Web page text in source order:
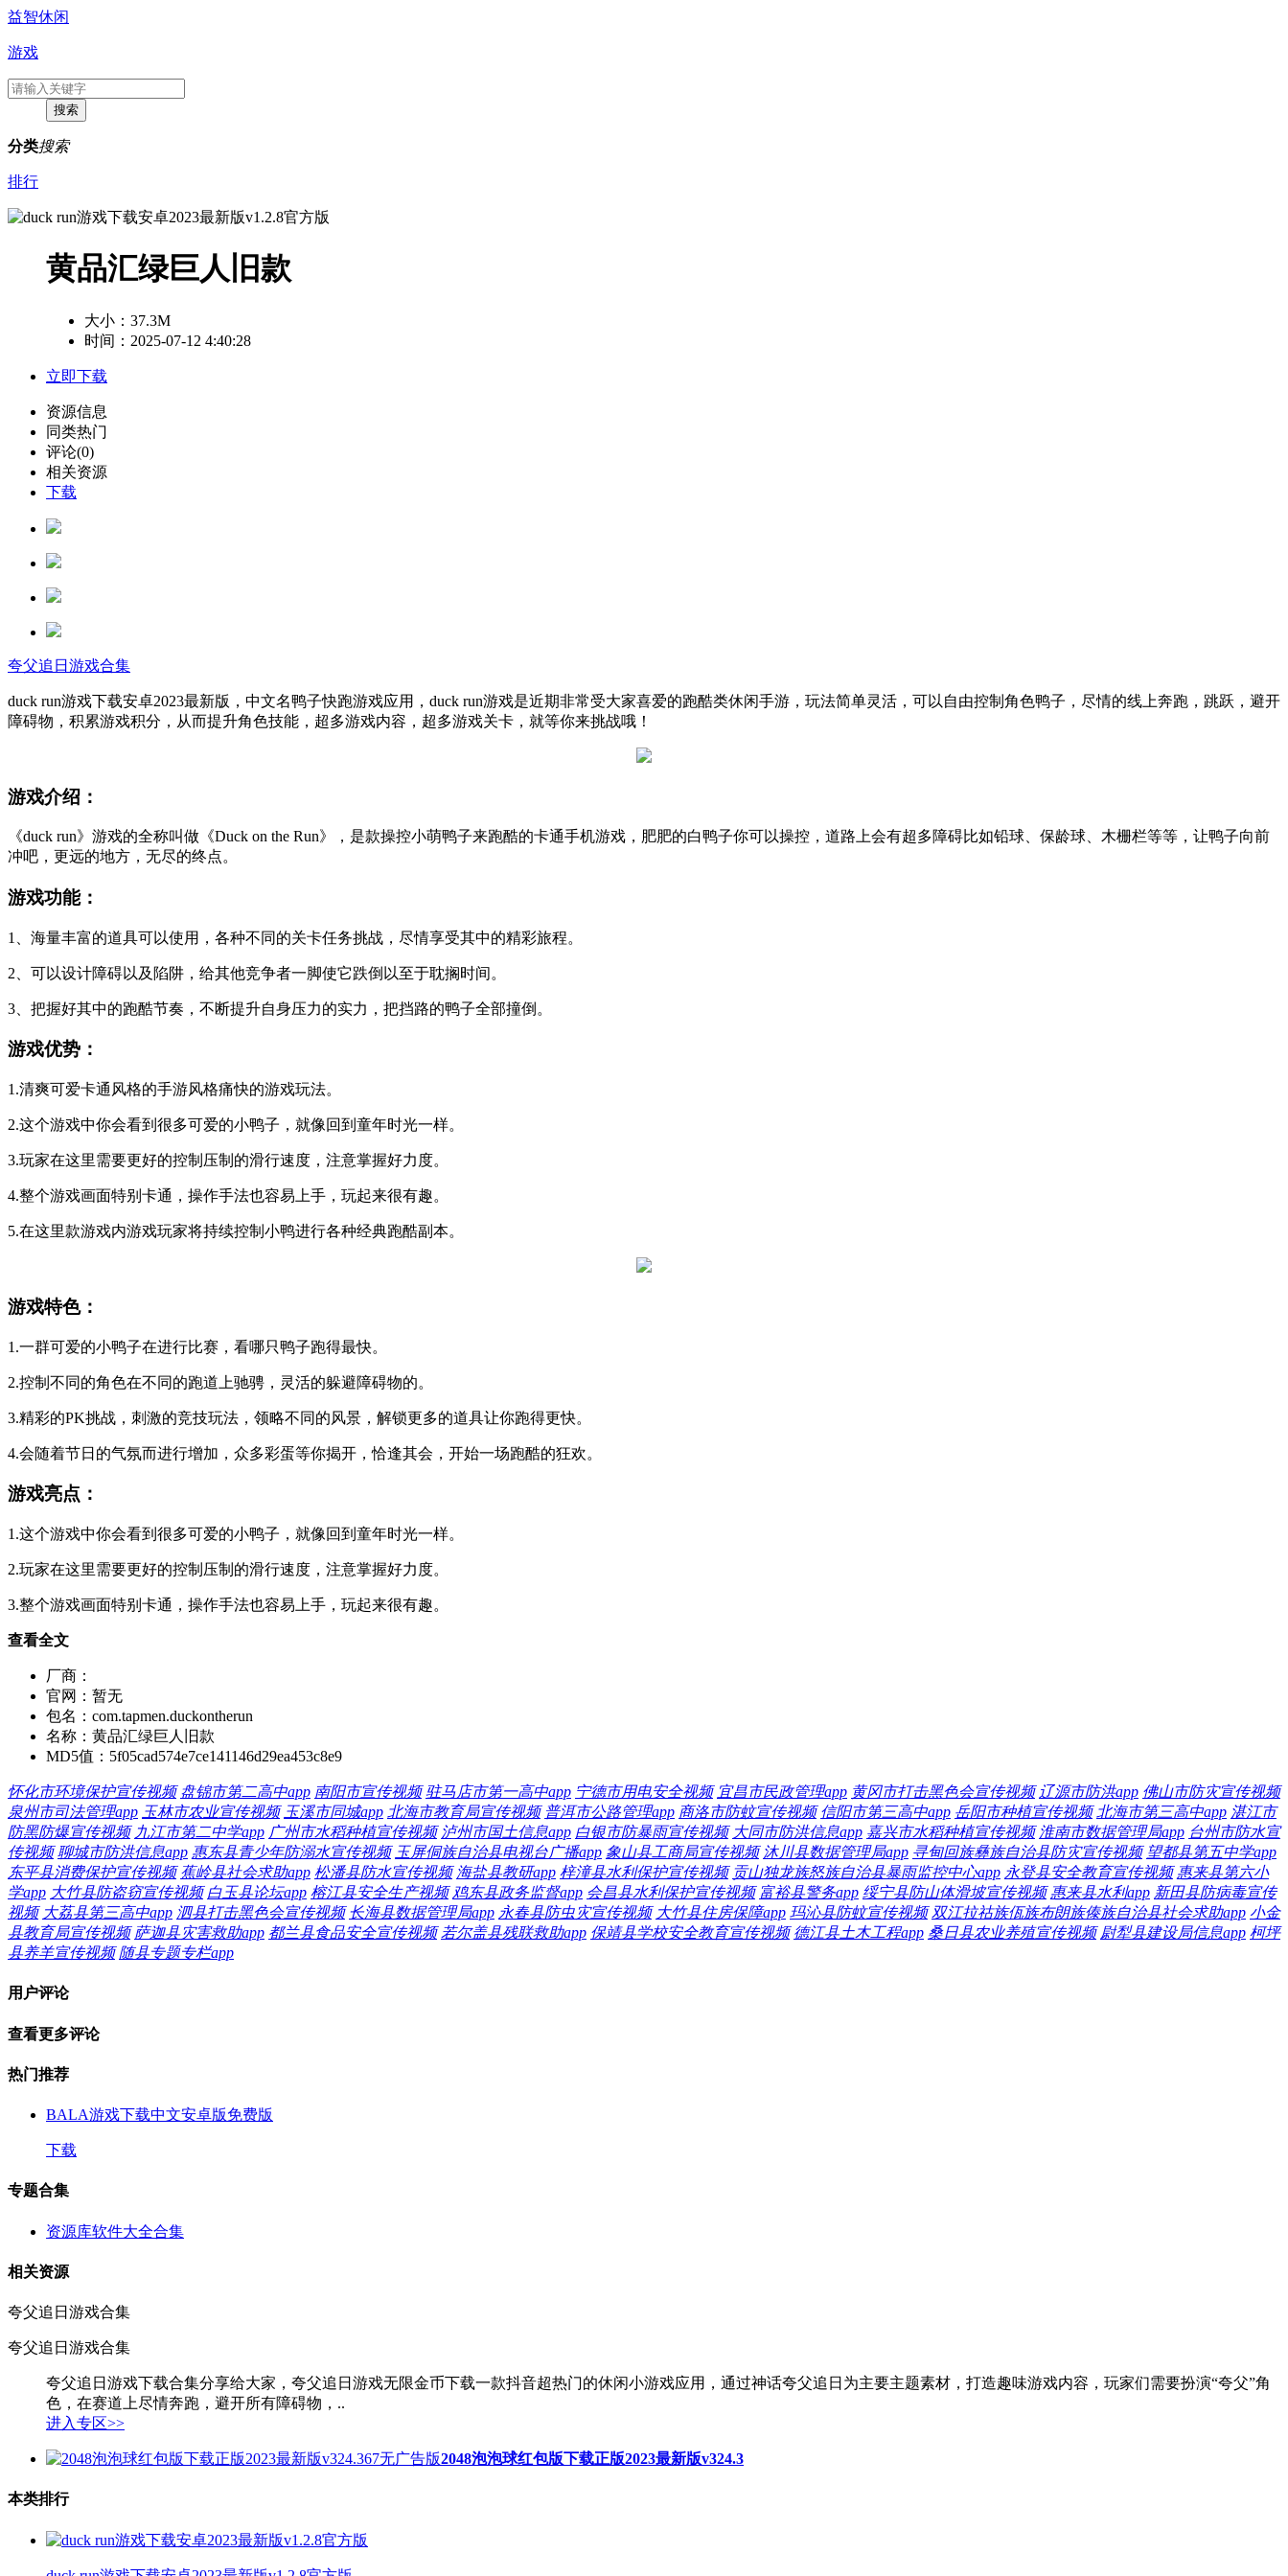
益智休闲
游戏
分类搜索
排行
黄品汇绿巨人旧款
大小： 37.3M
时间：2025-07-12 4:40:28
立即下载
资源信息
同类热门
评论(0)
相关资源
下载
夸父追日游戏合集
duck run游戏下载安卓2023最新版，中文名鸭子快跑游戏应用，duck run游戏是近期非常受大家喜爱的跑酷类休闲手游，玩法简单灵活，可以自由控制角色鸭子，尽情的线上奔跑，跳跃，避开
障碍物，积累游戏积分，从而提升角色技能，超多游戏内容，超多游戏关卡，就等你来挑战哦！
游戏介绍：
《duck run》游戏的全称叫做《Duck on the Run》，是款操控小萌鸭子来跑酷的卡通手机游戏，肥肥的白鸭子你可以操控，道路上会有超多障碍比如铅球、保龄球、木栅栏等等，让鸭子向前
冲吧，更远的地方，无尽的终点。
游戏功能：
1、海量丰富的道具可以使用，各种不同的关卡任务挑战，尽情享受其中的精彩旅程。
2、可以设计障碍以及陷阱，给其他竞争者一脚使它跌倒以至于耽搁时间。
3、把握好其中的跑酷节奏，不断提升自身压力的实力，把挡路的鸭子全部撞倒。
游戏优势：
1.清爽可爱卡通风格的手游风格痛快的游戏玩法。
2.这个游戏中你会看到很多可爱的小鸭子，就像回到童年时光一样。
3.玩家在这里需要更好的控制压制的滑行速度，注意掌握好力度。
4.整个游戏画面特别卡通，操作手法也容易上手，玩起来很有趣。
5.在这里款游戏内游戏玩家将持续控制小鸭进行各种经典跑酷副本。
游戏特色：
1.一群可爱的小鸭子在进行比赛，看哪只鸭子跑得最快。
2.控制不同的角色在不同的跑道上驰骋，灵活的躲避障碍物的。
3.精彩的PK挑战，刺激的竞技玩法，领略不同的风景，解锁更多的道具让你跑得更快。
4.会随着节日的气氛而进行增加，众多彩蛋等你揭开，恰逢其会，开始一场跑酷的狂欢。
游戏亮点：
1.这个游戏中你会看到很多可爱的小鸭子，就像回到童年时光一样。
2.玩家在这里需要更好的控制压制的滑行速度，注意掌握好力度。
3.整个游戏画面特别卡通，操作手法也容易上手，玩起来很有趣。
查看全文
厂商：
官网： 暂无
包名： com.tapmen.duckontherun
名称： 黄品汇绿巨人旧款
MD5值： 5f05cad574e7ce141146d29ea453c8e9
怀化市环境保护宣传视频 盘锦市第二高中app 南阳市宣传视频 驻马店市第一高中app 宁德市用电安全视频 宜昌市民政管理app 黄冈市打击黑色会宣传视频 辽源市防洪app 佛山市防灾宣传视频
泉州市司法管理app 玉林市农业宣传视频 玉溪市同城app 北海市教育局宣传视频 普洱市公路管理app 商洛市防蚊宣传视频 信阳市第三高中app 岳阳市种植宣传视频 北海市第三高中app 湛江市
防黑防爆宣传视频 九江市第二中学app 广州市水稻种植宣传视频 泸州市国土信息app 白银市防暴雨宣传视频 大同市防洪信息app 嘉兴市水稻种植宣传视频 淮南市数据管理局app 台州市防水宣
传视频 聊城市防洪信息app 惠东县青少年防溺水宣传视频 玉屏侗族自治县电视台广播app 象山县工商局宣传视频 沐川县数据管理局app 寻甸回族彝族自治县防灾宣传视频 望都县第五中学app
东平县消费保护宣传视频 蕉岭县社会求助app 松潘县防水宣传视频 海盐县教研app 梓潼县水利保护宣传视频 贡山独龙族怒族自治县暴雨监控中心app 永登县安全教育宣传视频 惠来县第六小
学app 大竹县防盗窃宣传视频 白玉县论坛app 榕江县安全生产视频 鸡东县政务监督app 会昌县水利保护宣传视频 富裕县警务app 绥宁县防山体滑坡宣传视频 惠来县水利app 新田县防病毒宣传
视频 大荔县第三高中app 泗县打击黑色会宣传视频 长海县数据管理局app 永春县防虫灾宣传视频 大竹县住房保障app 玛沁县防蚊宣传视频 双江拉祜族佤族布朗族傣族自治县社会求助app 小金
县教育局宣传视频 萨迦县灾害救助app 都兰县食品安全宣传视频 若尔盖县残联救助app 保靖县学校安全教育宣传视频 德江县土木工程app 桑日县农业养殖宣传视频 尉犁县建设局信息app 柯坪
县养羊宣传视频 随县专题专栏app
用户评论
查看更多评论
热门推荐
BALA游戏下载中文安卓版免费版
下载
专题合集
资源库软件大全合集
相关资源
夸父追日游戏合集
夸父追日游戏合集
夸父追日游戏下载合集分享给大家，夸父追日游戏无限金币下载一款抖音超热门的休闲小游戏应用，通过神话夸父追日为主要主题素材，打造趣味游戏内容，玩家们需要扮演“夸父”角
色，在赛道上尽情奔跑，避开所有障碍物，..
进入专区>>
2048泡泡球红包版下载正版2023最新版v324.3
本类排行